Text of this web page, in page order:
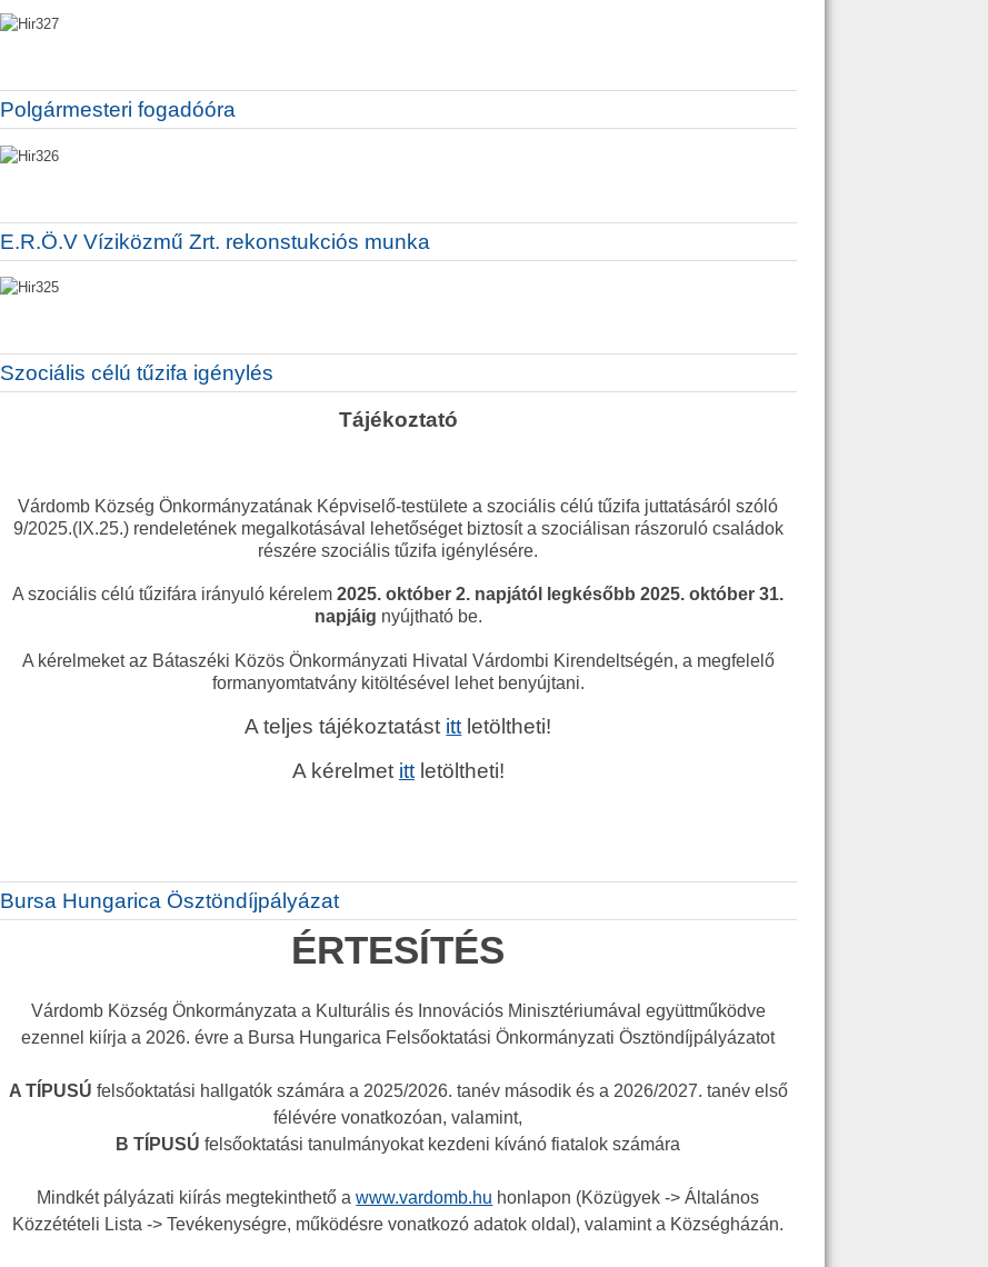
Polgármesteri fogadóóra
E.R.Ö.V Víziközmű Zrt. rekonstukciós munka
Szociális célú tűzifa igénylés
Tájékoztató
Várdomb Község Önkormányzatának Képviselő-testülete a szociális célú tűzifa juttatásáról szóló
9/2025.(IX.25.) rendeletének megalkotásával lehetőséget biztosít a szociálisan rászoruló családok
részére szociális tűzifa igénylésére.
A szociális célú tűzifára irányuló kérelem2025. október 2. napjától legkésőbb 2025. október 31.
napjáig nyújtható be.
A kérelmeket az Bátaszéki Közös Önkormányzati Hivatal Várdombi Kirendeltségén, a megfelelő
formanyomtatvány kitöltésével lehet benyújtani.
A teljes tájékoztatást itt letöltheti!
A kérelmet ittletöltheti!
Bursa Hungarica Ösztöndíjpályázat
ÉRTESÍTÉS
Várdomb Község Önkormányzata a Kulturális és InnovációsMinisztériumával együttműködve
ezennel kiírja a 2026. évre a Bursa Hungarica Felsőoktatási Önkormányzati Ösztöndíjpályázatot
A TÍPUSÚ felsőoktatási hallgatók számára a 2025/2026. tanév második és a 2026/2027. tanév első
félévére vonatkozóan, valamint,
B TÍPUSÚ felsőoktatási tanulmányokat kezdeni kívánó fiatalok számára
Mindkét pályázati kiírás megtekinthető awww.vardomb.hu honlapon (Közügyek -> Általános
Közzétételi Lista -> Tevékenységre, működésre vonatkozó adatok oldal), valamint a Községházán.